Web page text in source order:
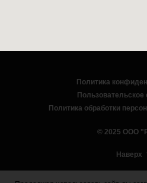
Политика
Пользовательское
Политика обработки
© 2025 ООО
Наверх